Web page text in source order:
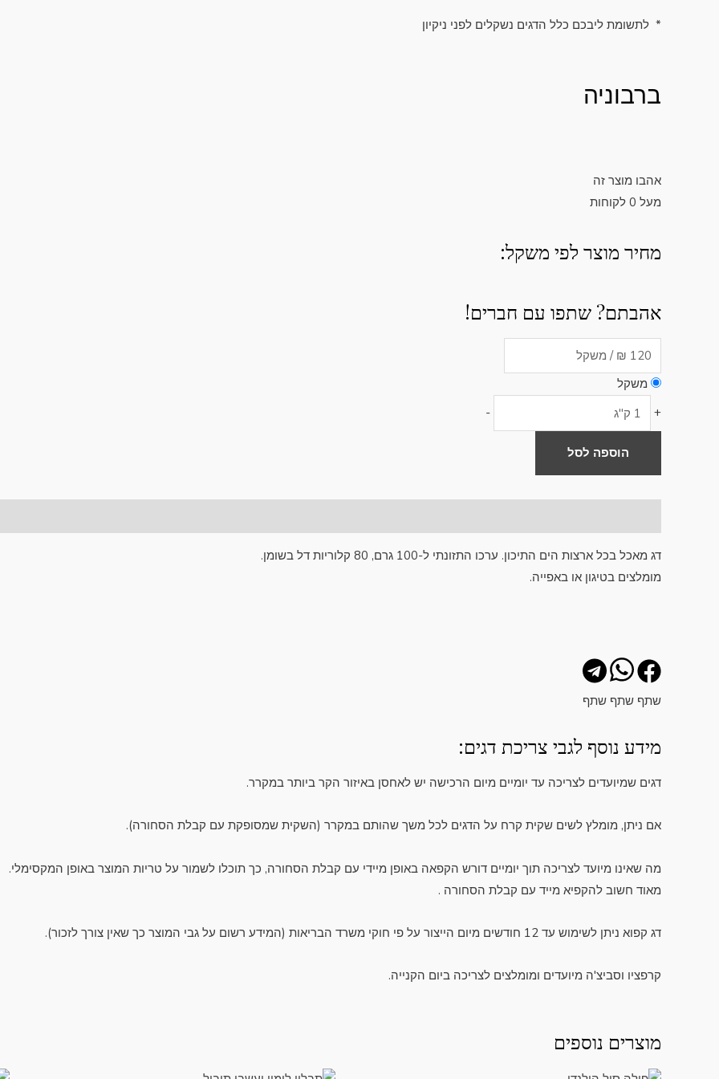
* לתשומת ליבכם כלל הדגים נשקלים לפני ניקיון
ברבוניה
אהבו מוצר זה
מעל 0 לקוחות
מחיר מוצר לפי משקל:
אהבתם? שתפו עם חברים!
משקל
+
-
הוספה לסל
דג מאכל בכל ארצות הים התיכון. ערכו התזונתי ל-100 גרם, 80 קלוריות דל בשומן.
מומלצים בטיגון או באפייה.
שתף שתף שתף
מידע נוסף לגבי צריכת דגים:
דגים שמיועדים לצריכה עד יומיים מיום הרכישה יש לאחסן באיזור הקר ביותר במקרר.
אם ניתן, מומלץ לשים שקית קרח על הדגים לכל משך שהותם במקרר (השקית שמסופקת עם קבלת הסחורה).
מה שאינו מיועד לצריכה תוך יומיים דורש הקפאה באופן מיידי עם קבלת הסחורה, כך תוכלו לשמור על טריות המוצר באופן המקסימלי.
מאוד חשוב להקפיא מייד עם קבלת הסחורה .
דג קפוא ניתן לשימוש עד 12 חודשים מיום הייצור על פי חוקי משרד הבריאות (המידע רשום על גבי המוצר כך שאין צורך לזכור).
קרפציו וסביצ'ה מיועדים ומומלצים לצריכה ביום הקנייה.
מוצרים נוספים